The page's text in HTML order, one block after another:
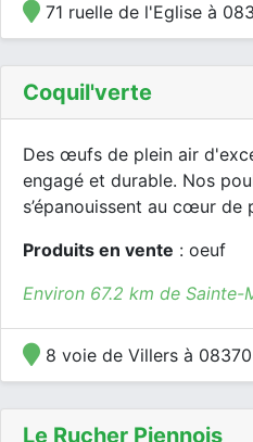
71 ruelle de l'Eglise à
Coquil'verte
Des œufs de plein air
engagé et durable. Nos
s’épanouissent au cœur de
Produits en vente : oeuf
Environ 67.2 km de Sainte-
8 voie de Villers à
Le Rucher Piennois